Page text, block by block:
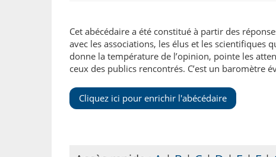
Cet abécédaire a été constitué à partir des
avec les associations, les élus et les scientifiques
donne la température de l’opinion, pointe les
ceux des publics rencontrés. C’est un baromètre
Cliquez ici pour enrichir l'abécédaire